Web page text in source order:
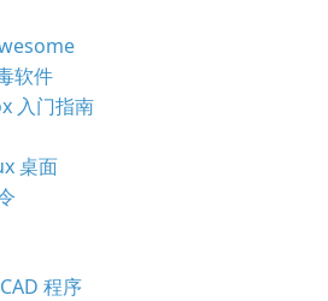
软件
入门指南
桌面
程序